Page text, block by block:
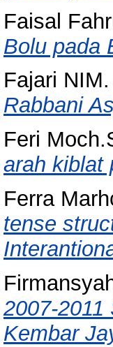
Faisal
Bolu pada
Fajari
Rabbani
Feri
arah kiblat
Ferra
tense
2007-
Kembar